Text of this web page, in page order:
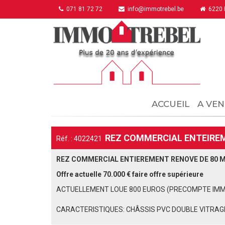
071 81 72 72 info@immotrebel.be 6220
ACCUEIL A
Réf. : 4022421 REZ COMMERCIAL
REZ COMMERCIAL ENTIEREMENT RENOVE DE 80
Offre actuelle 70.000 € faire offre supérieure
ACTUELLEMENT LOUE 800 EUROS (PRECOMPTE
CARACTERISTIQUES: CHÂSSIS PVC DOUBLE